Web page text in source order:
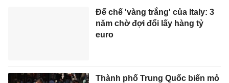
Đế chế 'vàng trắng' của Italy: 3
năm chờ đợi đổi lấy hàng tỷ
euro
Thành phố Trung Quốc biến mỏ